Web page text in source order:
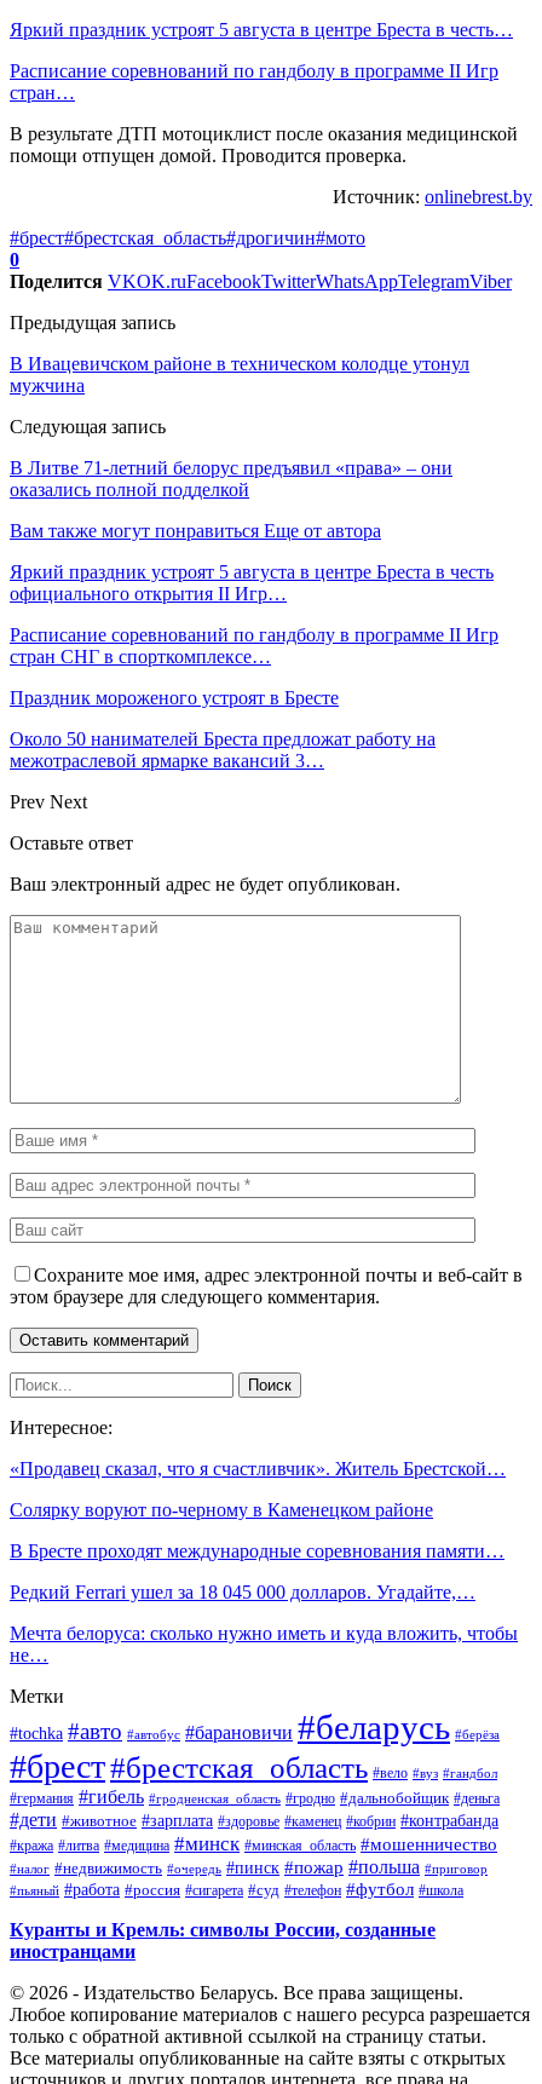
Яркий праздник устроят 5 августа в центре Бреста в честь…
Расписание соревнований по гандболу в программе II Игр
стран…
В результате ДТП мотоциклист после оказания медицинской
помощи отпущен домой. Проводится проверка.
Источник: onlinebrest.by
#брест#брестская_область#дрогичин#мото
0
Поделится VKOK.ruFacebookTwitterWhatsAppTelegramViber
Предыдущая запись
В Ивацевичском районе в техническом колодце утонул
мужчина
Следующая запись
В Литве 71-летний белорус предъявил «права» – они
оказались полной подделкой
Вам также могут понравиться Еще от автора
Яркий праздник устроят 5 августа в центре Бреста в честь
официального открытия II Игр…
Расписание соревнований по гандболу в программе II Игр
стран СНГ в спорткомплексе…
Праздник мороженого устроят в Бресте
Около 50 нанимателей Бреста предложат работу на
межотраслевой ярмарке вакансий 3…
Prev Next
Оставьте ответ
Ваш электронный адрес не будет опубликован.
Сохраните мое имя, адрес электронной почты и веб-сайт в
этом браузере для следующего комментария.
Интересное:
«Продавец сказал, что я счастливчик». Житель Брестской…
Солярку воруют по-черному в Каменецком районе
В Бресте проходят международные соревнования памяти…
Редкий Ferrari ушел за 18 045 000 долларов. Угадайте,…
Мечта белоруса: сколько нужно иметь и куда вложить, чтобы
не…
Метки
#tochka #авто #автобус #барановичи #беларусь #берёза
#брест#брестская_область #вело #вуз #гандбол
#германия #гибель #гродненская_область #гродно #дальнобойщик #деньга
#дети #животное #зарплата #здоровье #каменец #кобрин #контрабанда
#кража #литва #медицина #минск #минская_область #мошенничество
#налог #недвижимость #очередь #пинск #пожар #польша #приговор
#пьяный #работа #россия #сигарета #суд #телефон #футбол #школа
Куранты и Кремль: символы России, созданные
иностранцами
© 2026 - Издательство Беларусь. Все права защищены.
Любое копирование материалов с нашего ресурса разрешается
только с обратной активной ссылкой на страницу статьи.
Все материалы опубликованные на сайте взяты с открытых
источников и других порталов интернета, все права на